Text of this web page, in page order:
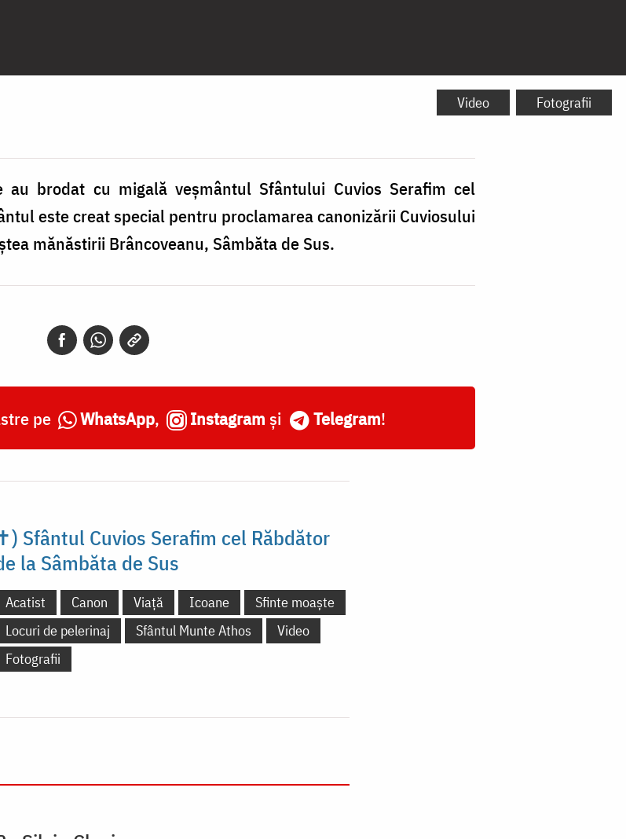
Video Fotografii
brodat cu migală veșmântul Sfântului Cuvios Serafim cel
este creat special pentru proclamarea canonizării Cuviosului
mănăstirii Brâncoveanu, Sâmbăta de Sus.
pe WhatsApp, Instagram și Telegram!
Sfântul Cuvios Serafim cel Răbdător
la Sâmbăta de Sus
Acatist Canon Viață Icoane
Sfinte moaște
Locuri de pelerinaj
Sfântul Munte Athos
Video
Fotografii